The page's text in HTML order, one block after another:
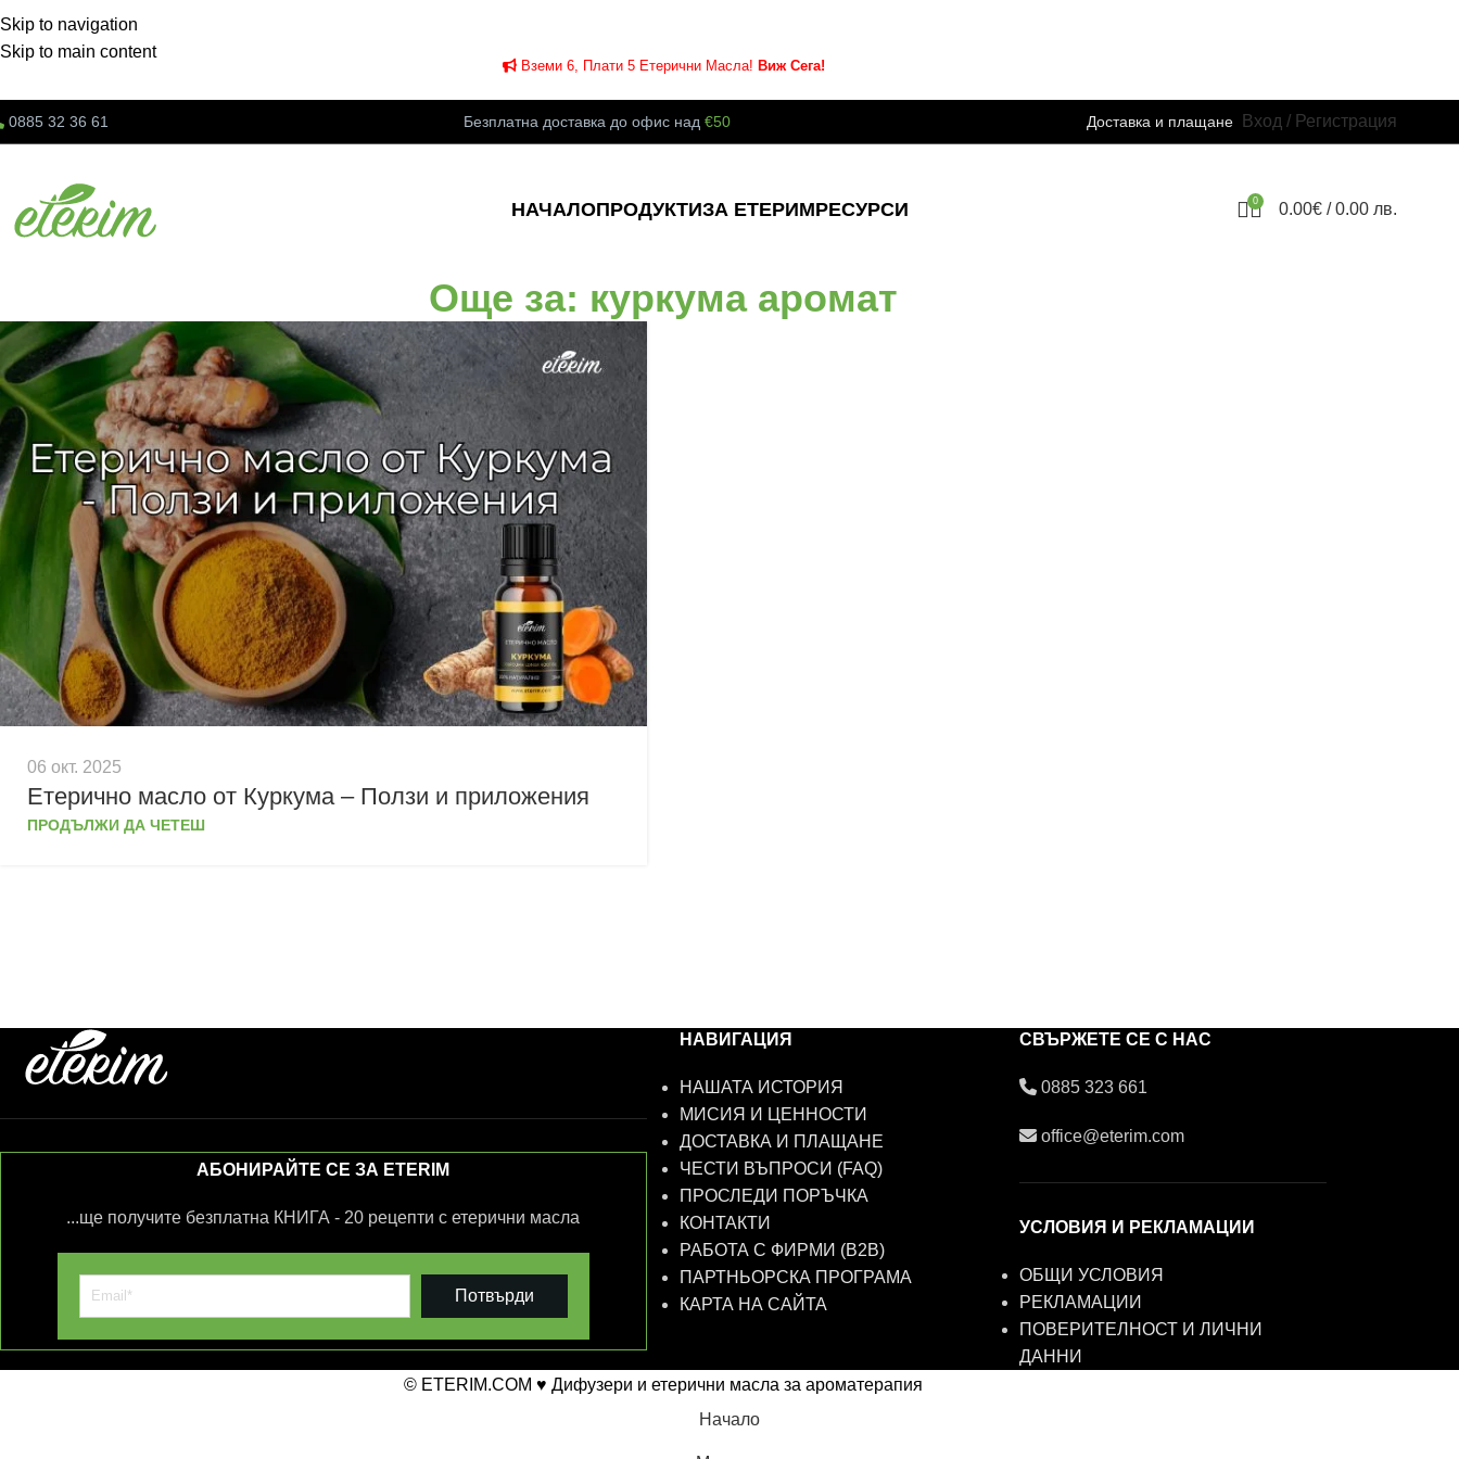
Skip to navigation
Skip to main content
Вземи 6, Плати 5 Етерични Масла! Виж Сега!
0885 32 36 61 Безплатна доставка до офис над€50 Доставка и плащане Вход / Регистрация
НАЧАЛОПРОДУКТИЗА ЕТЕРИМРЕСУРСИ 0 0.00€/ 0.00 лв.
Още за: куркума аромат
06 окт. 2025
Етерично масло от Куркума – Ползи и приложения
ПРОДЪЛЖИ ДА ЧЕТЕШ
АБОНИРАЙТЕ СЕ ЗА ETERIM
...ще получите безплатна КНИГА - 20 рецепти с етерични масла
Потвърди
НАВИГАЦИЯ
НАШАТА ИСТОРИЯ
МИСИЯ И ЦЕННОСТИ
ДОСТАВКА И ПЛАЩАНЕ
ЧЕСТИ ВЪПРОСИ (FAQ)
ПРОСЛЕДИ ПОРЪЧКА
КОНТАКТИ
РАБОТА С ФИРМИ (B2B)
ПАРТНЬОРСКА ПРОГРАМА
КАРТА НА САЙТА
СВЪРЖЕТЕ СЕ С НАС
0885 323 661
office@eterim.com
УСЛОВИЯ И РЕКЛАМАЦИИ
ОБЩИ УСЛОВИЯ
РЕКЛАМАЦИИ
ПОВЕРИТЕЛНОСТ И ЛИЧНИ
ДАННИ
© ETERIM.COM ♥ Дифузери и етерични масла за ароматерапия
Начало